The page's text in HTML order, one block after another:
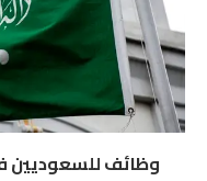
وظائف للسعوديين